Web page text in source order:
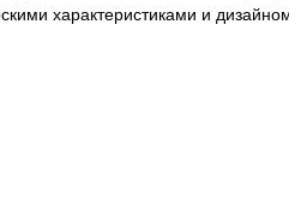
характеристиками и